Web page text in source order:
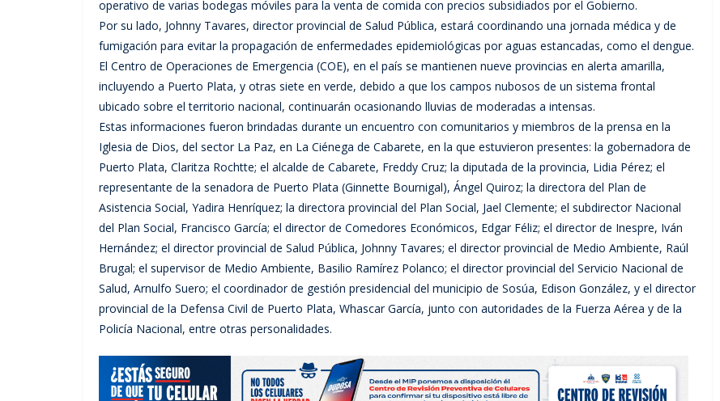
operativo de varias bodegas móviles para la venta de comida con precios subsidiados por el Gobierno.
Por su lado, Johnny Tavares, director provincial de Salud Pública, estará coordinando una jornada médica y de
fumigación para evitar la propagación de enfermedades epidemiológicas por aguas estancadas, como el dengue.
El Centro de Operaciones de Emergencia (COE), en el país se mantienen nueve provincias en alerta amarilla,
incluyendo a Puerto Plata, y otras siete en verde, debido a que los campos nubosos de un sistema frontal
ubicado sobre el territorio nacional, continuarán ocasionando lluvias de moderadas a intensas.
Estas informaciones fueron brindadas durante un encuentro con comunitarios y miembros de la prensa en la
Iglesia de Dios, del sector La Paz, en La Ciénega de Cabarete, en la que estuvieron presentes: la gobernadora de
Puerto Plata, Claritza Rochtte; el alcalde de Cabarete, Freddy Cruz; la diputada de la provincia, Lidia Pérez; el
representante de la senadora de Puerto Plata (Ginnette Bournigal), Ángel Quiroz; la directora del Plan de
Asistencia Social, Yadira Henríquez; la directora provincial del Plan Social, Jael Clemente; el subdirector Nacional
del Plan Social, Francisco García; el director de Comedores Económicos, Edgar Féliz; el director de Inespre, Iván
Hernández; el director provincial de Salud Pública, Johnny Tavares; el director provincial de Medio Ambiente, Raúl
Brugal; el supervisor de Medio Ambiente, Basilio Ramírez Polanco; el director provincial del Servicio Nacional de
Salud, Arnulfo Suero; el coordinador de gestión presidencial del municipio de Sosúa, Edison González, y el director
provincial de la Defensa Civil de Puerto Plata, Whascar García, junto con autoridades de la Fuerza Aérea y de la
Policía Nacional, entre otras personalidades.